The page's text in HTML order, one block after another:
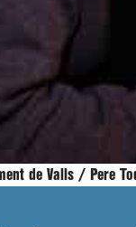
de Valls / Pere